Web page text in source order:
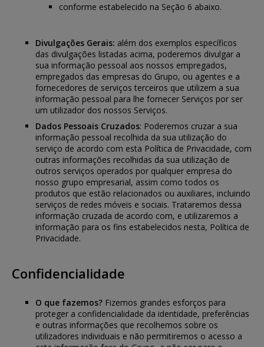
conforme estabelecido na Seção 6 abaixo.
Divulgações Gerais: além dos exemplos específicos
das divulgações listadas acima, poderemos divulgar a
sua informação pessoal aos nossos empregados,
empregados das empresas do Grupo, ou agentes e a
fornecedores de serviços terceiros que utilizem a sua
informação pessoal para lhe fornecer Serviços por ser
um utilizador dos nossos Serviços.
Dados Pessoais Cruzados: Poderemos cruzar a sua
informação pessoal recolhida da sua utilização do
serviço de acordo com esta Política de Privacidade, com
outras informações recolhidas da sua utilização de
outros serviços operados por qualquer empresa do
nosso grupo empresarial, assim como todos os
produtos que estão relacionados ou auxiliares, incluindo
serviços de redes móveis e sociais. Trataremos dessa
informação cruzada de acordo com, e utilizaremos a
informação para os fins estabelecidos nesta, Política de
Privacidade.
Confidencialidade
O que fazemos? Fizemos grandes esforços para
proteger a confidencialidade da identidade, preferências
e outras informações que recolhemos sobre os
utilizadores individuais e não permitiremos o acesso a